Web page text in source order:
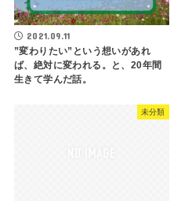
2021.09.11
”変わりたい”という想いがあれ
ば、絶対に変われる。と、20年間
生きて学んだ話。
未分類